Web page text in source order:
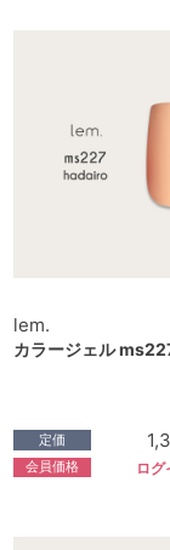
lem.
カラージェル
定価
会員価格 ロ